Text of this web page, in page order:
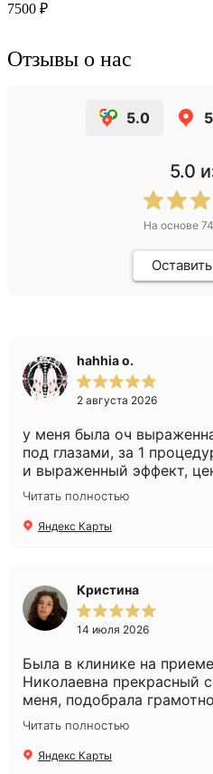
7500 ₽
Отзывы о нас
5.0
5.0
На основе
hahhia o.
2 августа 2026
у меня была оч
под глазами, за 1
и выраженный эффект,
очень слэйный, советы
Читать полностью
Яндекс Карты
Кристина
14 июля 2026
Была в клинике на
Николаевна прекрасный
меня, подобрала
рекомендую!
Читать полностью
Яндекс Карты